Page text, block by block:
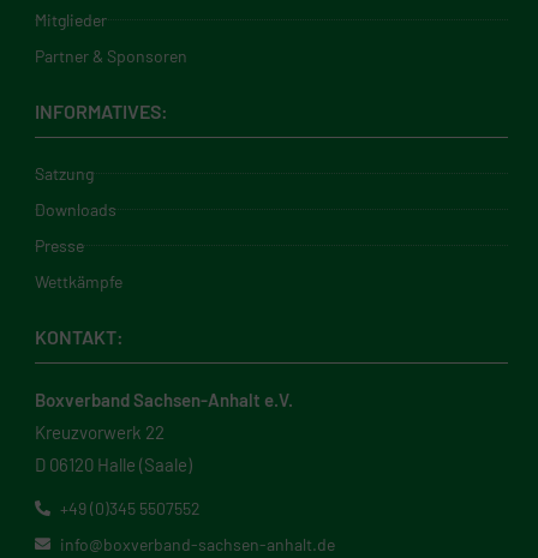
Mitglieder
Partner & Sponsoren
INFORMATIVES:
Satzung
Downloads
Presse
Wettkämpfe
KONTAKT:
Boxverband Sachsen-Anhalt e.V.
Kreuzvorwerk 22
D 06120 Halle (Saale)
+49 (0)345 5507552
info@boxverband-sachsen-anhalt.de